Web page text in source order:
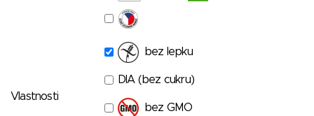
Vlastnosti
bez lepku
DIA (bez cukru)
bez GMO